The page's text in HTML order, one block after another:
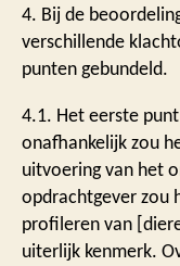
4. Bij de
verschillende
punten gebundeld.
4.1. Het eerste
onafhankelijk zou
uitvoering van het
opdrachtgever zou
profileren van
uiterlijk kenmerk.